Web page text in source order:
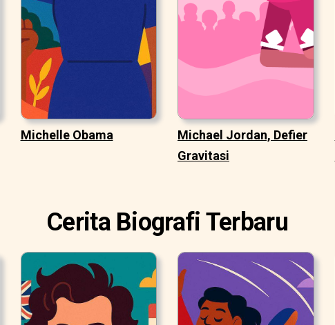
Michelle Obama
Michael Jordan, Defier
Gravitasi
Cerita Biografi Terbaru